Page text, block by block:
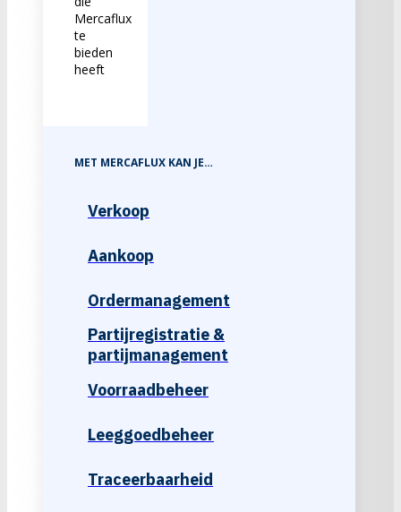
Mercaflux
te
bieden
heeft
MET MERCAFLUX KAN JE…
Verkoop
Aankoop
Ordermanagement
Partijregistratie &
partijmanagement
Voorraadbeheer
Leeggoedbeheer
Traceerbaarheid